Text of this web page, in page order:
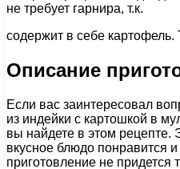
не требует гарнира, т.к.
содержит в себе картофель.
Описание
Если вас заинтересовал
из индейки с картошкой в
вы найдете в этом рецепте.
вкусное блюдо понравится
приготовление не придется